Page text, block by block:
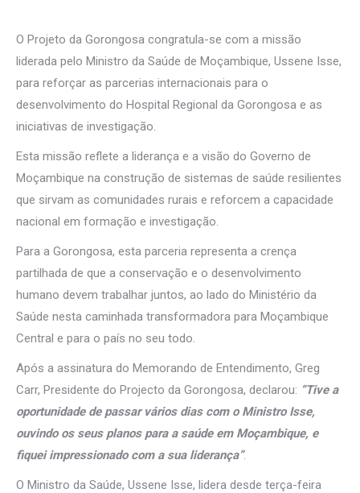
O Projeto da Gorongosa congratula-se com a missão
liderada pelo Ministro da Saúde de Moçambique, Ussene Isse,
para reforçar as parcerias internacionais para o
desenvolvimento do Hospital Regional da Gorongosa e as
iniciativas de investigação.
Esta missão reflete a liderança e a visão do Governo de
Moçambique na construção de sistemas de saúde resilientes
que sirvam as comunidades rurais e reforcem a capacidade
nacional em formação e investigação.
Para a Gorongosa, esta parceria representa a crença
partilhada de que a conservação e o desenvolvimento
humano devem trabalhar juntos, ao lado do Ministério da
Saúde nesta caminhada transformadora para Moçambique
Central e para o país no seu todo.
Após a assinatura do Memorando de Entendimento, Greg
Carr, Presidente do Projecto da Gorongosa, declarou: “Tive a
oportunidade de passar vários dias com o Ministro Isse,
ouvindo os seus planos para a saúde em Moçambique, e
fiquei impressionado com a sua liderança”.
O Ministro da Saúde, Ussene Isse, lidera desde terça-feira